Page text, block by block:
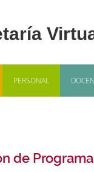
PERSONAL
de